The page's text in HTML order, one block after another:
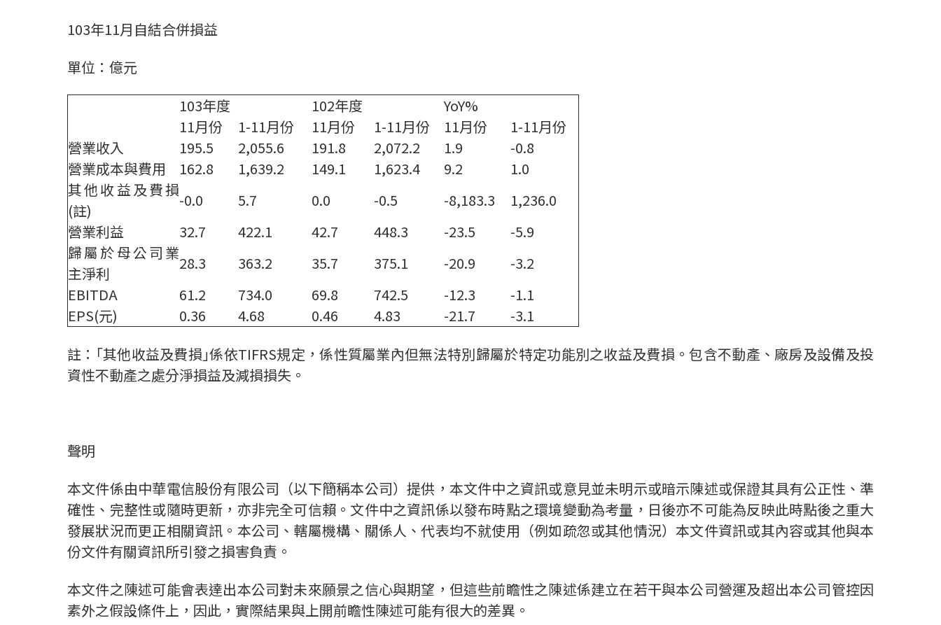
103年11月自結合併損益
單位：億元
103年度
102年度
YoY%
11月份
1-11月份 11月份 1-11月份 11月份
1-11月份
營業收入
195.5 2,055.6 191.8 2,072.2 1.9
-0.8
營業成本與費用
162.8 1,639.2 149.1 1,623.4 9.2
1.0
其他收益及費損
(註)
-0.0 5.7 0.0 -0.5 -8,183.3
1,236.0
營業利益
32.7 422.1 42.7 448.3 -23.5
-5.9
歸屬於母公司業
主淨利
28.3 363.2 35.7 375.1 -20.9
-3.2
EBITDA
61.2 734.0 69.8 742.5 -12.3
-1.1
EPS(元)
0.36 4.68 0.46 4.83 -21.7
-3.1
註：｢其他收益及費損｣係依TIFRS規定，係性質屬業內但無法特別歸屬於特定功能別之收益及費損。包含不動產、廠房及設備及投
資性不動產之處分淨損益及減損損失。
聲明
本文件係由中華電信股份有限公司（以下簡稱本公司）提供，本文件中之資訊或意見並未明示或暗示陳述或保證其具有公正性、準
確性、完整性或隨時更新，亦非完全可信賴。文件中之資訊係以發布時點之環境變動為考量，日後亦不可能為反映此時點後之重大
發展狀況而更正相關資訊。本公司、轄屬機構、關係人、代表均不就使用（例如疏忽或其他情況）本文件資訊或其內容或其他與本
份文件有關資訊所引發之損害負責。
本文件之陳述可能會表達出本公司對未來願景之信心與期望，但這些前瞻性之陳述係建立在若干與本公司營運及超出本公司管控因
素外之假設條件上，因此，實際結果與上開前瞻性陳述可能有很大的差異。